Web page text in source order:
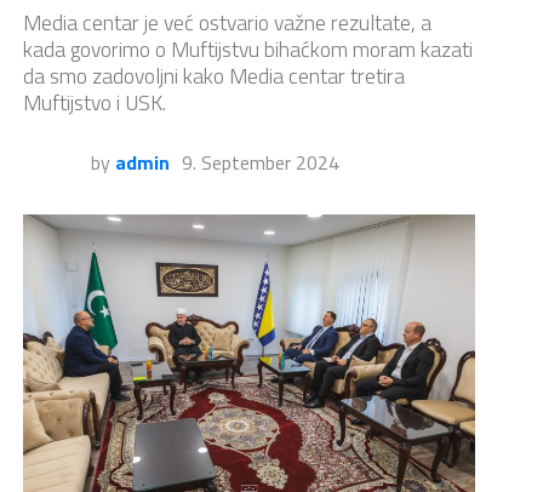
Media centar je već ostvario važne rezultate, a
kada govorimo o Muftijstvu bihaćkom moram kazati
da smo zadovoljni kako Media centar tretira
Muftijstvo i USK.
by admin 9. September 2024